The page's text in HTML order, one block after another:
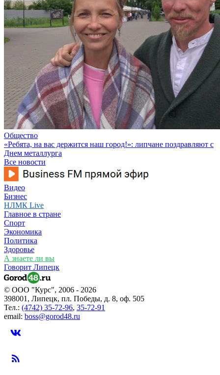
Общество
«Ребята, на вас держится наш город!»: липчане поздравляют с
Днем металлурга
Все новости
Видео
Бизнес
НЛМК Live
Главное в стране
Спорт
Экономика
Политика
Здоровье
А знаете ли вы
Говорит Липецк
© ООО "Курс", 2006 - 2026
398001, Липецк, пл. Победы, д. 8, оф. 505
Тел.: (4742) 35-72-96, 35-72-91
email: boss@gorod48.ru